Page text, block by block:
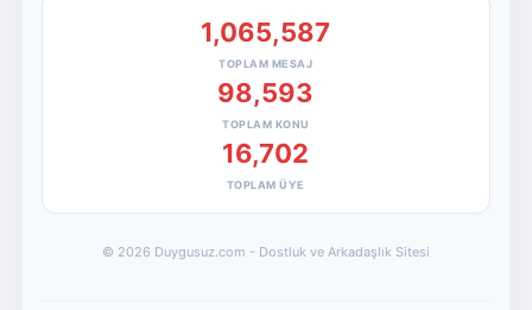
1,065,587
TOPLAM MESAJ
98,593
TOPLAM KONU
16,702
TOPLAM ÜYE
© 2026 Duygusuz.com - Dostluk ve Arkadaşlık Sitesi